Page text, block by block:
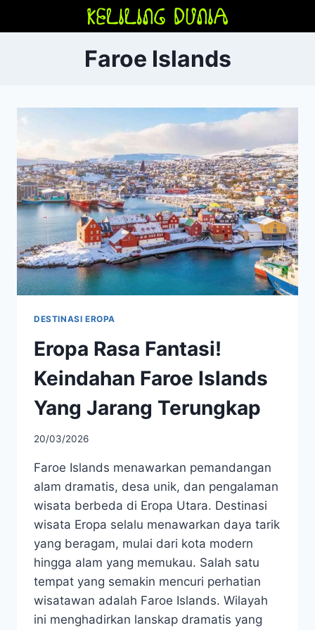
Faroe Islands
DESTINASI EROPA
Eropa Rasa Fantasi!
Keindahan Faroe Islands
Yang Jarang Terungkap
20/03/2026
Faroe Islands menawarkan pemandangan
alam dramatis, desa unik, dan pengalaman
wisata berbeda di Eropa Utara. Destinasi
wisata Eropa selalu menawarkan daya tarik
yang beragam, mulai dari kota modern
hingga alam yang memukau. Salah satu
tempat yang semakin mencuri perhatian
wisatawan adalah Faroe Islands. Wilayah
ini menghadirkan lanskap dramatis yang